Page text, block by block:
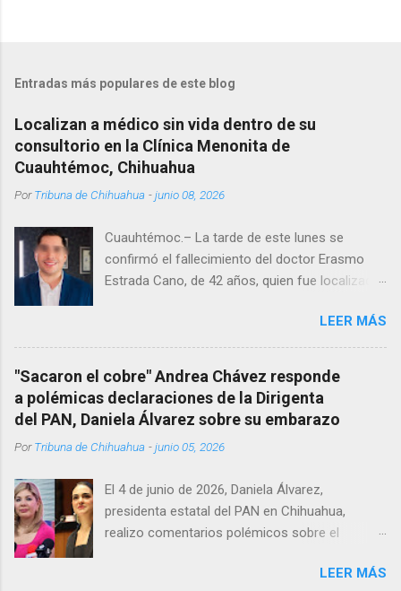
Entradas más populares de este blog
Localizan a médico sin vida dentro de su
consultorio en la Clínica Menonita de
Cuauhtémoc, Chihuahua
PorTribuna de Chihuahua -junio 08, 2026
Cuauhtémoc.– La tarde de este lunes se
confirmó el fallecimiento del doctor Erasmo
Estrada Cano, de 42 años, quien fue localizado
Menonita, ubicada en el kilómetro 10 del
Corredor Comercial. Según reportes el médico
se habría quitado la vida mientras permanecía
encerrado en el consultorio, por lo que
autoridades tuvieron que derribar la puerta,
Estrada, quien se desempeñó como presidente
un médico reconocido en la región.
LEER MÁS
"Sacaron el cobre" Andrea Chávez responde
a polémicas declaraciones de la Dirigenta
del PAN, Daniela Álvarez sobre su embarazo
PorTribuna de Chihuahua -junio 05, 2026
El 4 de junio de 2026, Daniela Álvarez,
presidenta estatal del PAN en Chihuahua,
realizo comentarios polémicos sobre el
Chávez. “acuérdense que su bebé está porLEER MÁS